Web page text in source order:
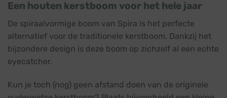
Een houten kerstboom voor het hele jaar
De spiraalvormige boom van Spira is het perfecte
alternatief voor de traditionele kerstboom. Dankzij het
bijzondere design is deze boom op zichzelf al een echte
eyecatcher.
Kun je toch (nog) geen afstand doen van de originele